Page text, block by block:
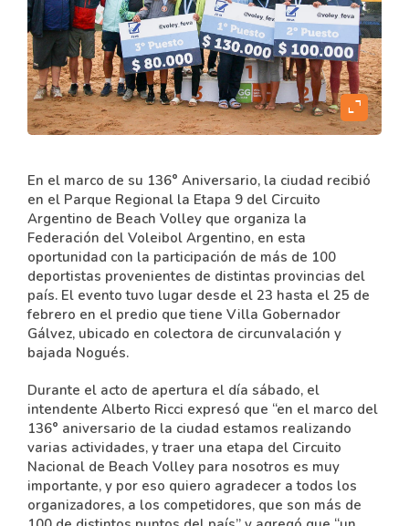
expand_content
En el marco de su 136° Aniversario, la ciudad recibió
en el Parque Regional la Etapa 9 del Circuito
Argentino de Beach Volley que organiza la
Federación del Voleibol Argentino, en esta
oportunidad con la participación de más de 100
deportistas provenientes de distintas provincias del
país. El evento tuvo lugar desde el 23 hasta el 25 de
febrero en el predio que tiene Villa Gobernador
Gálvez, ubicado en colectora de circunvalación y
bajada Nogués.
Durante el acto de apertura el día sábado, el
intendente Alberto Ricci expresó que “en el marco del
136° aniversario de la ciudad estamos realizando
varias actividades, y traer una etapa del Circuito
Nacional de Beach Volley para nosotros es muy
importante, y por eso quiero agradecer a todos los
organizadores, a los competidores, que son más de